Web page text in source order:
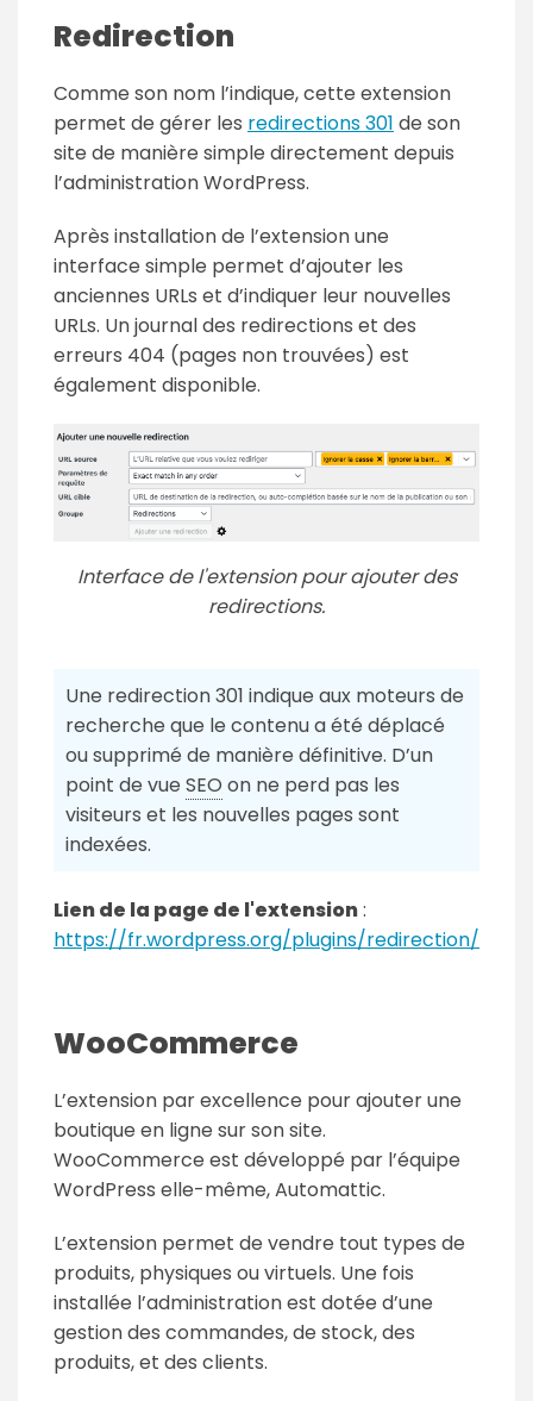
Redirection
Comme son nom l’indique, cette extension
permet de gérer les redirections 301 de son
site de manière simple directement depuis
l’administration WordPress.
Après installation de l’extension une
interface simple permet d’ajouter les
anciennes URLs et d’indiquer leur nouvelles
URLs. Un journal des redirections et des
erreurs 404 (pages non trouvées) est
également disponible.
Interface de l'extension pour ajouter des
redirections.
Une redirection 301 indique aux moteurs de
recherche que le contenu a été déplacé
ou supprimé de manière définitive. D’un
point de vue SEO on ne perd pas les
visiteurs et les nouvelles pages sont
indexées.
Lien de la page de l'extension:
https://fr.wordpress.org/plugins/redirection/
WooCommerce
L’extension par excellence pour ajouter une
boutique en ligne sur son site.
WooCommerce est développé par l’équipe
WordPress elle-même, Automattic.
L’extension permet de vendre tout types de
produits, physiques ou virtuels. Une fois
installée l’administration est dotée d’une
gestion des commandes, de stock, des
produits, et des clients.